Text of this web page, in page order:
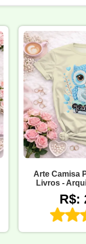
Arte Camisa
Livros -
R$: